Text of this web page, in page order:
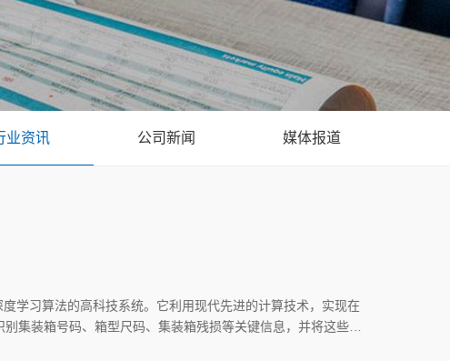
业资讯 公司新闻 媒体报道
学习算法的高科技系统。它利用现代先进的计算技术，实现在
集装箱号码、箱型尺码、集装箱残损等关键信息，并将这些数